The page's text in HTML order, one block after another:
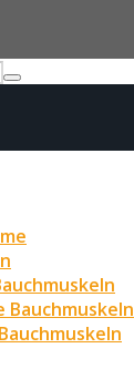
Bauchmuskeln